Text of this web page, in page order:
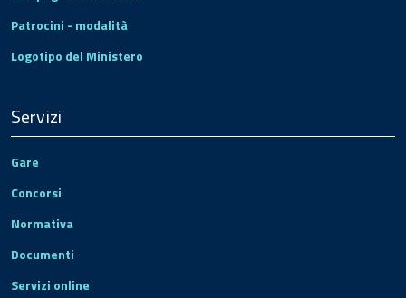
Patrocini - modalità
Logotipo del Ministero
Servizi
Gare
Concorsi
Normativa
Documenti
Servizi online